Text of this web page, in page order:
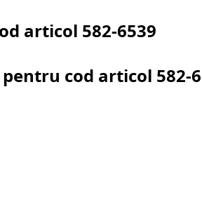
articol 582-6539
cod articol 582-